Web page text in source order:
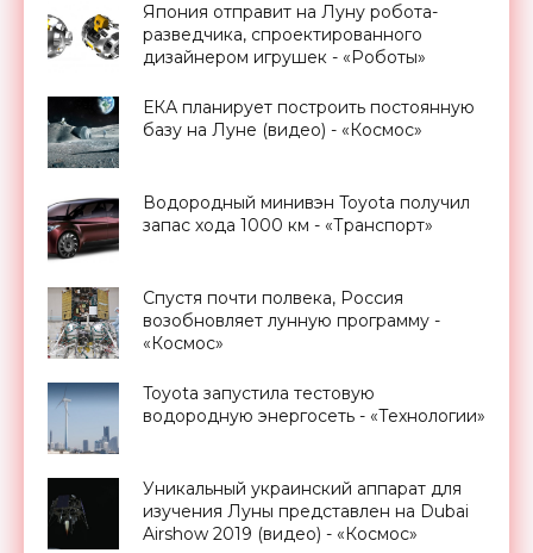
Япония отправит на Луну робота-
разведчика, спроектированного
дизайнером игрушек - «Роботы»
ЕКА планирует построить постоянную
базу на Луне (видео) - «Космос»
Водородный минивэн Toyota получил
запас хода 1000 км - «Транспорт»
Спустя почти полвека, Россия
возобновляет лунную программу -
«Космос»
Toyota запустила тестовую
водородную энергосеть - «Технологии»
Уникальный украинский аппарат для
изучения Луны представлен на Dubai
Airshow 2019 (видео) - «Космос»